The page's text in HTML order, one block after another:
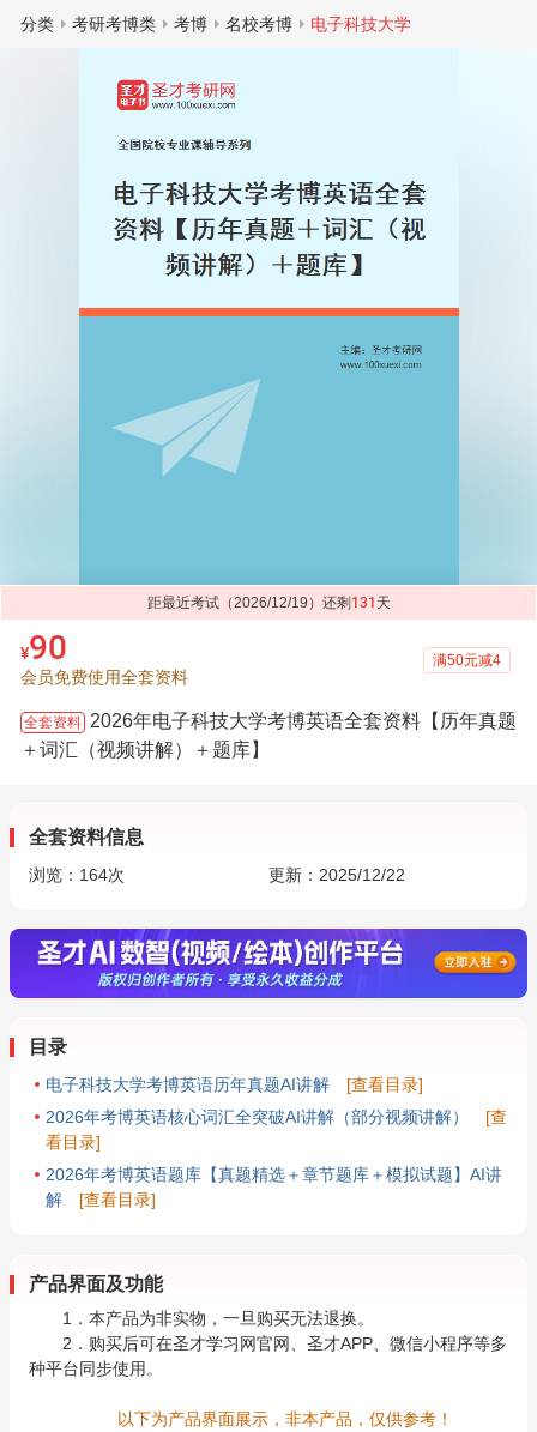
分类 考研考博类 考博 名校考博 电子科技大学
距最近考试（2026/12/19）还剩 131 天
¥90
会员免费使用全套资料
满50元减4
全套资料 2026年电子科技大学考博英语全套资料【历年真题
＋词汇（视频讲解）＋题库】
全套资料信息
浏览： 164次 更新：2025/12/22
目录
电子科技大学考博英语历年真题AI讲解
[查看目录]
2026年考博英语核心词汇全突破AI讲解（部分视频讲解）
[查
看目录]
2026年考博英语题库【真题精选＋章节题库＋模拟试题】AI讲
解
[查看目录]
产品界面及功能
1．本产品为非实物，一旦购买无法退换。
2．购买后可在圣才学习网官网、圣才APP、微信小程序等多
种平台同步使用。
以下为产品界面展示，非本产品，仅供参考！